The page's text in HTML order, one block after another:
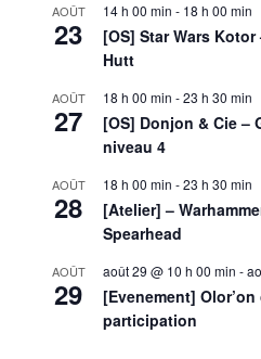
AOÛT
23
14 h 00 min - 18 h 00 min
[OS] Star Wars
Hutt
AOÛT
27
18 h 00 min -23 h 30 min
[OS] Donjon & Cie –
niveau 4
AOÛT
28
18 h 00 min -23 h 30 min
[Atelier] –
Spearhead
AOÛT
29
août 29 @ 10 h 00 min -
[Evenement]
participation